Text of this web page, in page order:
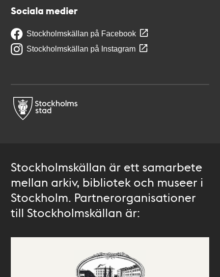
Sociala medier
Stockholmskällan på Facebook
Stockholmskällan på Instagram
Stockholmskällan är ett samarbete
mellan arkiv, bibliotek och museer i
Stockholm. Partnerorganisationer
till Stockholmskällan är: